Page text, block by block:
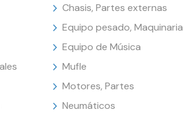
Chasis, Partes externas
Equipo pesado, Maquinaria
Equipo de Música
Mufle
Motores, Partes
Neumáticos